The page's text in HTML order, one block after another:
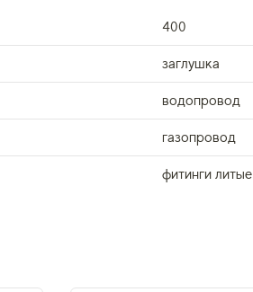
400
заглушка
водопровод
газопровод
фитинги литые